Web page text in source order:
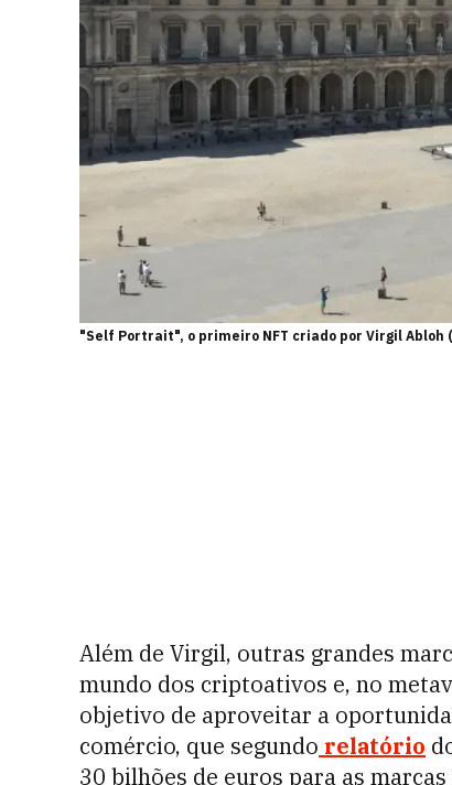
"Self Portrait", o primeiro NFT criado por Virgil Abloh
Além de Virgil, outras grandes
mundo dos criptoativos e, no
objetivo de aproveitar a
comércio, que segundo relatório
30 bilhões de euros para as